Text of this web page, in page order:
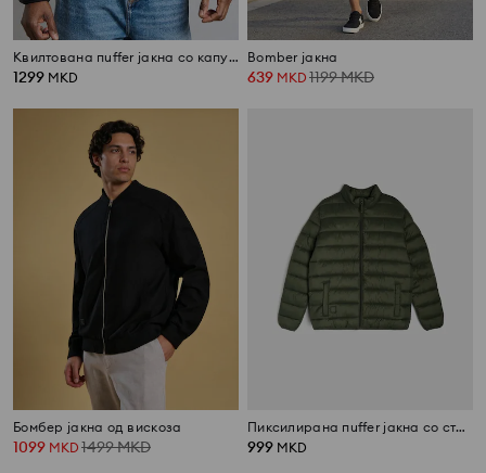
Квилтована пuffer јакна со капуљача
1299 MKD
Bomber јакна
639 MKD 1199MKD
Бомбер јакна од вискоза
1099 MKD 1499MKD
Пиксилирана пuffer јакна со стојачка яка
999 MKD